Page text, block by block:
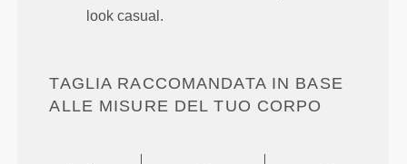
look casual.
TAGLIA RACCOMANDATA IN BASE
ALLE MISURE DEL TUO CORPO